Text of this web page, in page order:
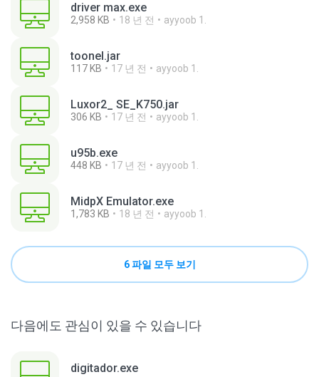
driver max.exe
2,958 KB 18 년 전 ayyoob 1.
toonel.jar
117 KB 17 년 전 ayyoob 1.
Luxor2_ SE_K750.jar
306 KB 17 년 전 ayyoob 1.
u95b.exe
448 KB 17 년 전 ayyoob 1.
MidpX Emulator.exe
1,783 KB 18 년 전 ayyoob 1.
6 파일 모두 보기
다음에도 관심이 있을 수 있습니다
digitador.exe